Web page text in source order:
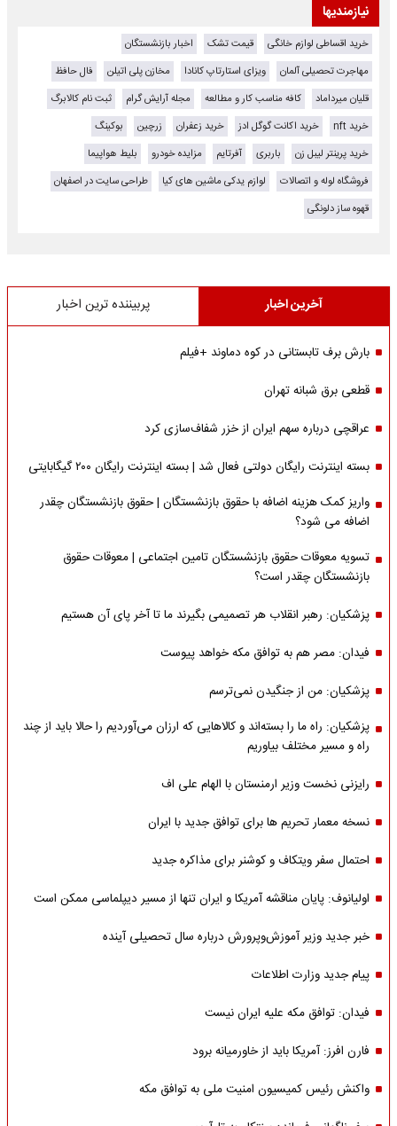
نیازمندیها
خرید اقساطی لوازم خانگی قیمت تشک
اخبار بازنشستگان
مهاجرت تحصیلی آلمان
ویزای استارتاپ کانادا مخازن پلی اتیلن
فال حافظ
قلیان میرداماد
کافه مناسب کار و مطالعه مجله آرایش گرام
ثبت نام کالابرگ
خرید nft
خرید اکانت گوگل ادز خرید زعفران زرچین
بوکینگ
خرید پرینتر لیبل زن
باربری آفرتایم مزایده خودرو
بلیط هواپیما
فروشگاه لوله و اتصالات
لوازم یدکی ماشین های کیا
طراحی سایت در اصفهان
قهوه ساز دلونگی
آخرین اخبار پربیننده ترین اخبار
بارش برف تابستانی در کوه دماوند +فیلم
قطعی برق شبانه تهران
عراقچی درباره سهم ایران از خزر شفاف‌سازی کرد
بسته اینترنت رایگان دولتی فعال شد | بسته اینترنت رایگان ۲۰۰ گیگابایتی
واریز کمک هزینه اضافه با حقوق بازنشستگان | حقوق بازنشستگان چقدر
اضافه می شود؟
تسویه معوقات حقوق بازنشستگان تامین اجتماعی | معوقات حقوق
بازنشستگان چقدر است؟
پزشکیان: رهبر انقلاب هر تصمیمی بگیرند ما تا آخر پای آن هستیم
فیدان: مصر هم به توافق مکه خواهد پیوست
پزشکیان: من از جنگیدن نمی‌ترسم
پزشکیان: راه ما را بسته‌اند و کالاهایی که ارزان می‌آوردیم را حالا باید از چند
راه و مسیر مختلف بیاوریم
رایزنی نخست وزیر ارمنستان با الهام علی اف
نسخه معمار تحریم ها برای توافق جدید با ایران
احتمال سفر ویتکاف و کوشنر برای مذاکره جدید
اولیانوف: پایان مناقشه آمریکا و ایران تنها از مسیر دیپلماسی ممکن است
خبر جدید وزیر آموزش‌وپرورش درباره سال تحصیلی آینده
پیام جدید وزارت اطلاعات
فیدان: توافق مکه علیه ایران نیست
فارن افرز: آمریکا باید از خاورمیانه برود
واکنش رئیس کمیسیون امنیت ملی به توافق مکه